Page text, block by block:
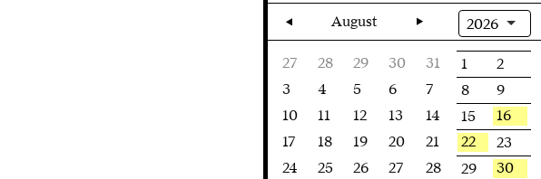
2026
August
27 28 29 30 31 1
2
3
4 5 6 7 8
9
10
11 12 13 14 15
16
17
18 19 20 21 22
23
24
25 26 27 28 29
30